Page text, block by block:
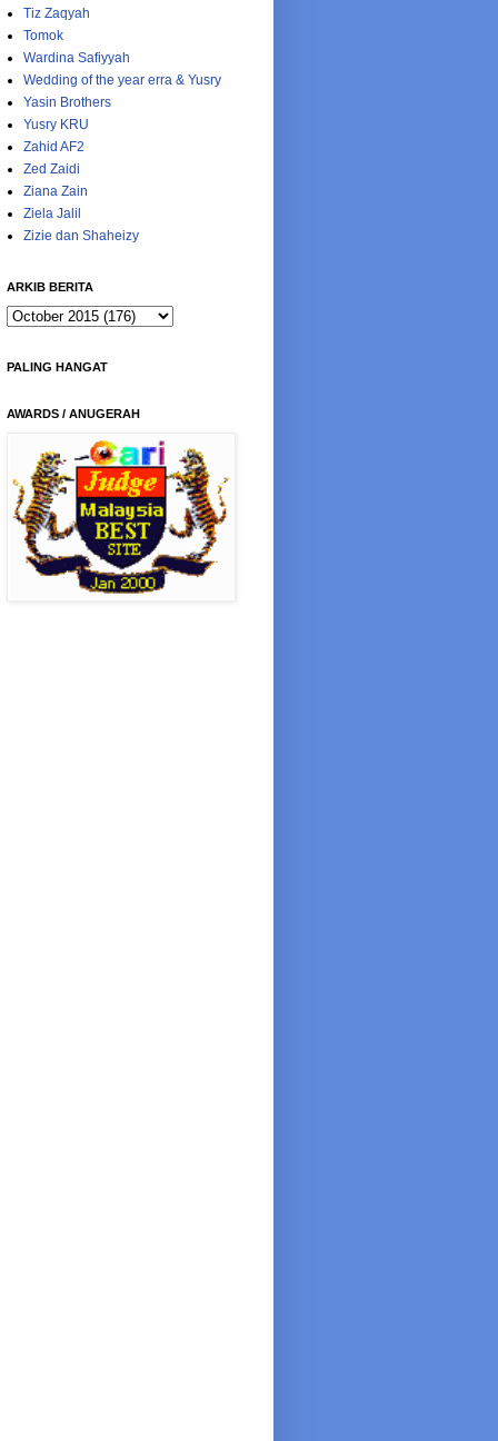
Tiz Zaqyah
Tomok
Wardina Safiyyah
Wedding of the year erra & Yusry
Yasin Brothers
Yusry KRU
Zahid AF2
Zed Zaidi
Ziana Zain
Ziela Jalil
Zizie dan Shaheizy
ARKIB BERITA
PALING HANGAT
AWARDS / ANUGERAH